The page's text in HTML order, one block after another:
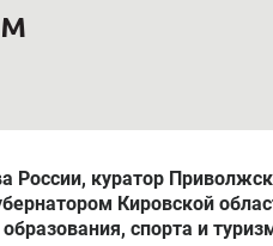
России, куратор
Кировской
спорта и